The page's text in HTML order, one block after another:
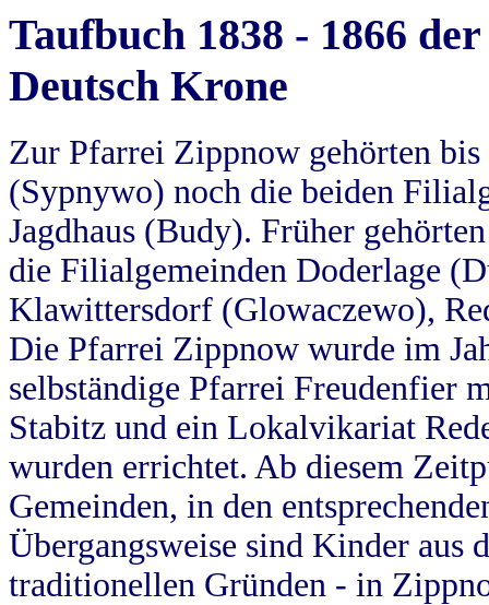
Taufbuch 1838 - 1866
Deutsch Krone
Zur Pfarrei Zippnow gehörten
(Sypnywo) noch die beiden
Jagdhaus (Budy). Früher
die Filialgemeinden Doderlage
Klawittersdorf (Glowaczewo),
Die Pfarrei Zippnow wurde im
selbständige Pfarrei Freudenfier
Stabitz und ein Lokalvikariat
wurden errichtet. Ab diesem
Gemeinden, in den
Übergangsweise sind Kinder aus
traditionellen Gründen - in